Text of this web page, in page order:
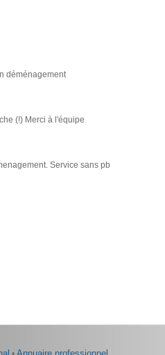
déménagement
(!) Merci à l'équipe
Service sans pb